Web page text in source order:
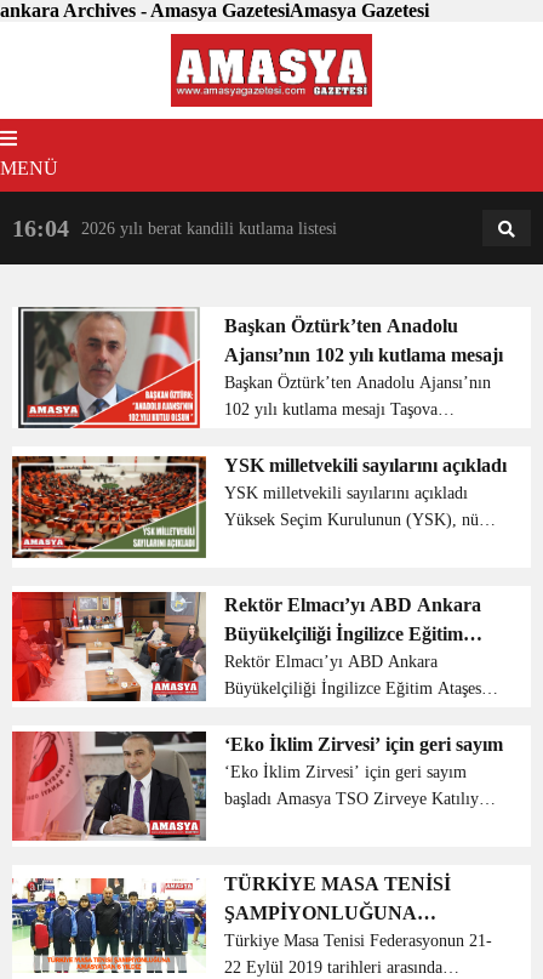
ankara Archives - Amasya GazetesiAmasya Gazetesi
MENÜ
16:04 2026 yılı berat kandili kutlama listesi 18:31
Başkan Öztürk’ten Anadolu
Ajansı’nın 102 yılı kutlama mesajı
Başkan Öztürk’ten Anadolu Ajansı’nın
102 yılı kutlama mesajı Taşova
Anadolu ajansının 102.yıl dönümü için
bir mesaj yayımladı. Başkan Öztürk;
“Anadolu ...
YSK milletvekili sayılarını açıkladı
YSK milletvekili sayılarını açıkladı
Yüksek Seçim Kurulunun (YSK), nüfus
YSK’nın yaptığı açıklamaya göre
İstanbul ve Baybu...
Rektör Elmacı’yı ABD Ankara
Büyükelçiliği İngilizce Eğitim
Ataşesi ziyaret etti
Rektör Elmacı’yı ABD Ankara
Büyükelçiliği İngilizce Eğitim Ataşesi
(ABD) Ankara Büyükelçiliği İngilizce
Eğitim Ataşesi Roger F. Cohen,
Amasya Üniversit...
‘Eko İklim Zirvesi’ için geri sayım
‘Eko İklim Zirvesi’ için geri sayım
başladı Amasya TSO Zirveye Katılıyor
değişikliği ile mücadele kapsamında
Avrupa Birliği’nin uygu...
TÜRKİYE MASA TENİSİ
ŞAMPİYONLUĞUNA
AMASYA’DAN 6 YILDIZ
Türkiye Masa Tenisi Federasyonun 21-
22 Eylül 2019 tarihleri arasında